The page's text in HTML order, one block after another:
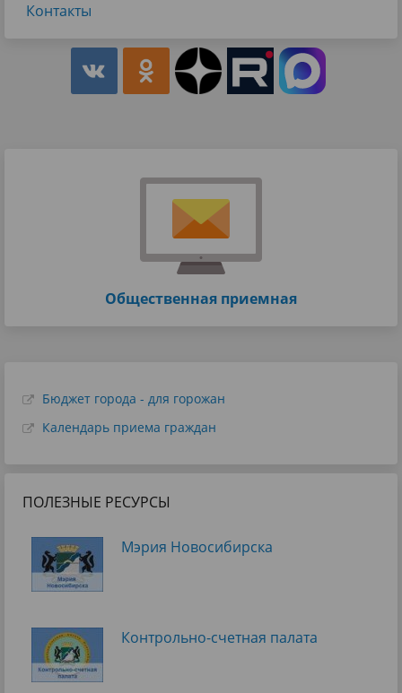
Контакты
Общественная приемная
Бюджет города - для горожан
Календарь приема граждан
ПОЛЕЗНЫЕ РЕСУРСЫ
Мэрия Новосибирска
Контрольно-счетная палата